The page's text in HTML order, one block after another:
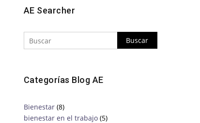
AE Searcher
Categorías Blog AE
Bienestar(8)
bienestar en el trabajo(5)